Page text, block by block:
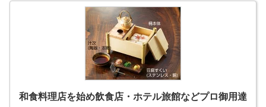
和食料理店を始め飲食店・ホテル旅館などプロ御用達